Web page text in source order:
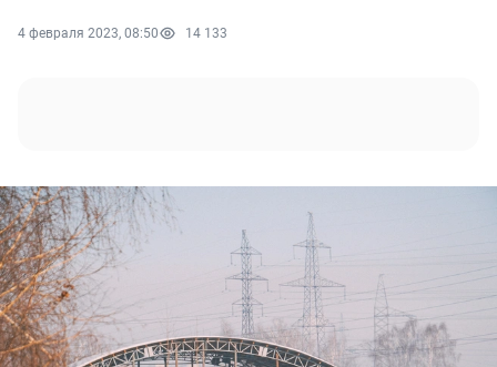
4 февраля 2023, 08:50 14 133